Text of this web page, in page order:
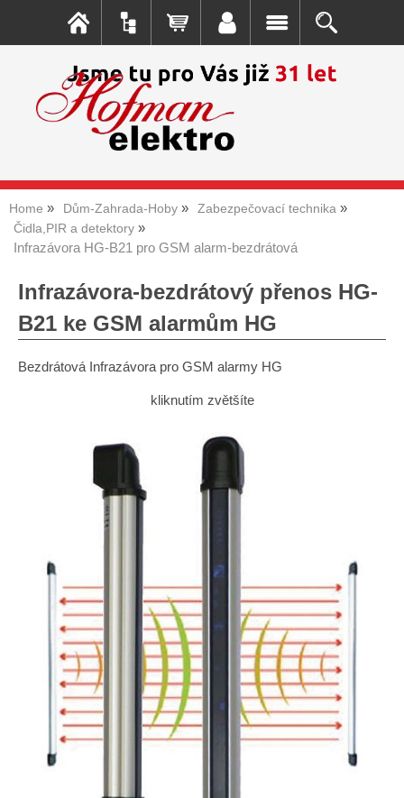
Home Dům-Zahrada-Hoby
Zabezpečovací technika
Čidla,PIR a detektory
Infrazávora HG-B21 pro GSM alarm-bezdrátová
Infrazávora-bezdrátový přenos HG-
B21 ke GSM alarmům HG
Bezdrátová Infrazávora pro GSM alarmy HG
kliknutím zvětšíte